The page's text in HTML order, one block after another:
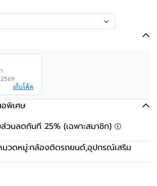
เก็บโค้ด
อพิเศษ
วนลดทันที 25% (เฉพาะสมาชิก)
มวดหมู่:กล้องติดรถยนต์,อุปกรณ์เสริม